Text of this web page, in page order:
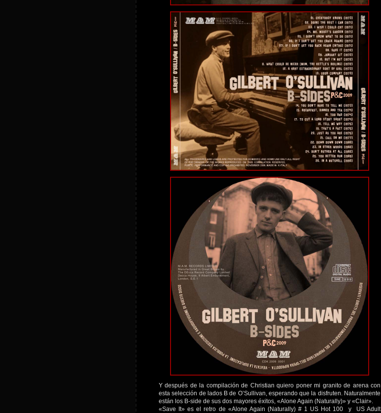
Y después de la compilación de Christian quiero poner mi granito de arena con
esta selección de lados B de O’Sullivan, esperando que la disfruten. Naturalmente
están los B-side de sus dos mayores éxitos, «Alone Again (Naturally)» y «Clair».
«Save It» es el retro de «Alone Again (Naturally) # 1 US Hot 100 y US Adult